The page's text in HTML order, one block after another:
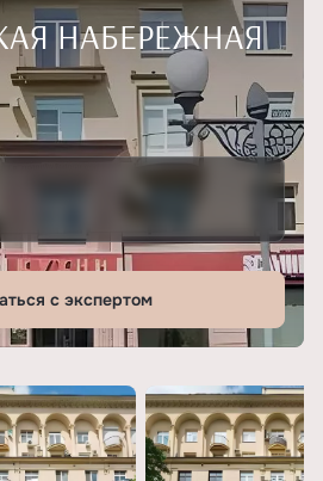
НАБЕРЕЖНАЯ
с экспертом